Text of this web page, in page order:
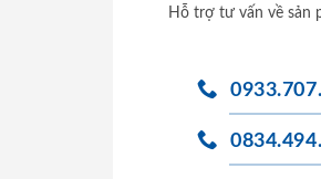
Hỗ trợ tư vấn về sản